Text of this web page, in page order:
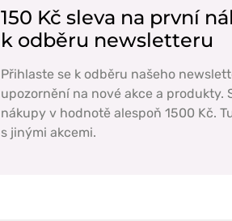
150 Kč sleva na první
k odběru newsletteru
Přihlaste se k odběru našeho
upozornění na nové akce a produkty.
nákupy v hodnotě alespoň 1500 Kč.
s jinými akcemi.